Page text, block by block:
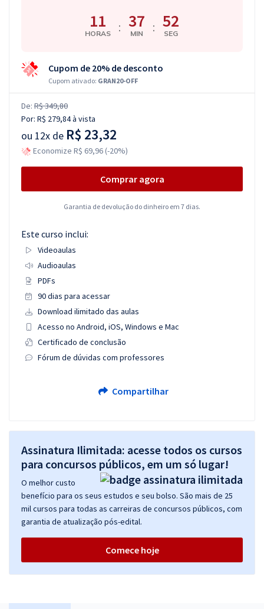
11
HORAS : 37
MIN : 51
SEG
Cupom de 20% de desconto
Cupom ativado: GRAN20-OFF
De: R$ 349,80
Por: R$ 279,84à vista
ou 12x de R$ 23,32
Economize R$ 69,96 (-20%)
Comprar agora
Garantia de devolução do dinheiro em 7 dias.
Este curso inclui:
Videoaulas
Audioaulas
PDFs
90 dias para acessar
Download ilimitado das aulas
Acesso no Android, iOS, Windows e Mac
Certificado de conclusão
Fórum de dúvidas com professores
Compartilhar
Assinatura Ilimitada: acesse todos os cursos
para concursos públicos, em um só lugar!
O melhor custo
benefício para os seus estudos e seu bolso. São mais de 25
mil cursos para todas as carreiras de concursos públicos, com
garantia de atualização pós-edital.
Comece hoje